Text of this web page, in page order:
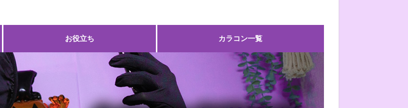
お役立ち カラコン一覧